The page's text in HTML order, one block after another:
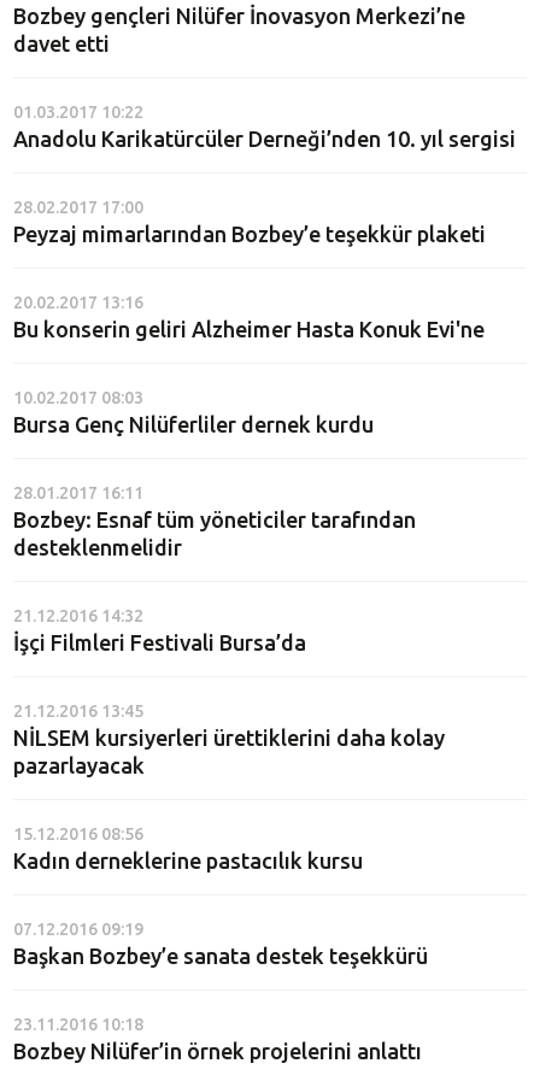
Bozbey gençleri Nilüfer İnovasyon Merkezi’ne
davet etti
01.03.2017 10:22
Anadolu Karikatürcüler Derneği’nden 10. yıl sergisi
28.02.2017 17:00
Peyzaj mimarlarından Bozbey’e teşekkür plaketi
20.02.2017 13:16
Bu konserin geliri Alzheimer Hasta Konuk Evi'ne
10.02.2017 08:03
Bursa Genç Nilüferliler dernek kurdu
28.01.2017 16:11
Bozbey: Esnaf tüm yöneticiler tarafından
desteklenmelidir
21.12.2016 14:32
İşçi Filmleri Festivali Bursa’da
21.12.2016 13:45
NİLSEM kursiyerleri ürettiklerini daha kolay
pazarlayacak
15.12.2016 08:56
Kadın derneklerine pastacılık kursu
07.12.2016 09:19
Başkan Bozbey’e sanata destek teşekkürü
23.11.2016 10:18
Bozbey Nilüfer’in örnek projelerini anlattı